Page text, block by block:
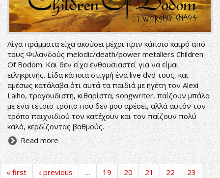
Λίγα πράμματα είχα ακούσει μέχρι πριν κάποιο καιρό από
τους Φιλανδούς melodic/death/power metallers Children
Of Bodom. Και δεν είχα ενθουσιαστεί για να είμαι
ειληκρινής. Είδα κάποια στιγμή ένα live dvd τους, και
αμέσως κατάλαβα ότι αυτά τα παιδιά με ηγέτη τον Alexi
Laiho, τραγουδιστή, κιθαρίστα, songwriter, παίζουν μπάλα
με ένα τέτοιο τρόπο που δεν μου αρέσει, αλλά αυτόν τον
τρόπο παιχνιδιού τον κατέχουν και τον παίζουν πολύ
καλά, κερδίζοντας βαθμούς.
Read more
« first ‹ previous … 19 20 21 22
23